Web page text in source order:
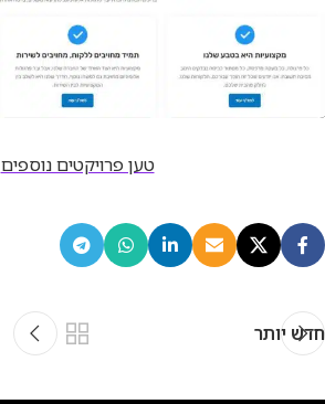
טען פרויקטים נוספים
חדש יותר